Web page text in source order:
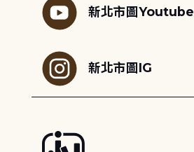
新北市圖Youtube
新北市圖IG